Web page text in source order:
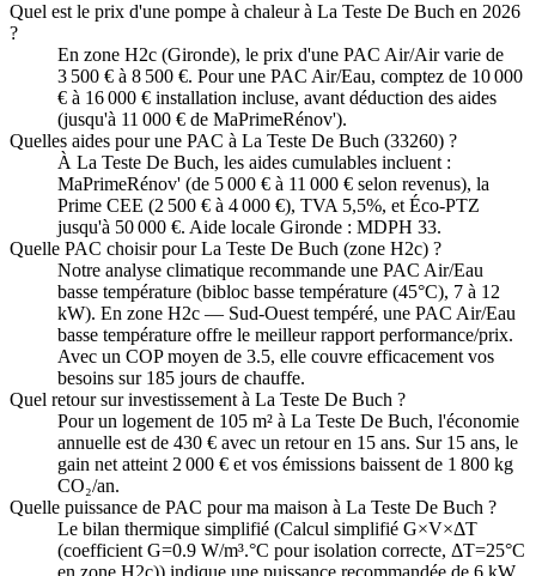
Quel est le prix d'une pompe à chaleur à La Teste De Buch en 2026
?
En zone H2c (Gironde), le prix d'une PAC Air/Air varie de
3 500 € à 8 500 €. Pour une PAC Air/Eau, comptez de 10 000
€ à 16 000 € installation incluse, avant déduction des aides
(jusqu'à 11 000 € de MaPrimeRénov').
Quelles aides pour une PAC à La Teste De Buch (33260) ?
À La Teste De Buch, les aides cumulables incluent :
MaPrimeRénov' (de 5 000 € à 11 000 € selon revenus), la
Prime CEE (2 500 € à 4 000 €), TVA 5,5%, et Éco-PTZ
jusqu'à 50 000 €. Aide locale Gironde : MDPH 33.
Quelle PAC choisir pour La Teste De Buch (zone H2c) ?
Notre analyse climatique recommande une PAC Air/Eau
basse température (bibloc basse température (45°C), 7 à 12
kW). En zone H2c — Sud-Ouest tempéré, une PAC Air/Eau
basse température offre le meilleur rapport performance/prix.
Avec un COP moyen de 3.5, elle couvre efficacement vos
besoins sur 185 jours de chauffe.
Quel retour sur investissement à La Teste De Buch ?
Pour un logement de 105 m² à La Teste De Buch, l'économie
annuelle est de 430 € avec un retour en 15 ans. Sur 15 ans, le
gain net atteint 2 000 € et vos émissions baissent de 1 800 kg
CO₂/an.
Quelle puissance de PAC pour ma maison à La Teste De Buch ?
Le bilan thermique simplifié (Calcul simplifié G×V×ΔT
(coefficient G=0.9 W/m³.°C pour isolation correcte, ΔT=25°C